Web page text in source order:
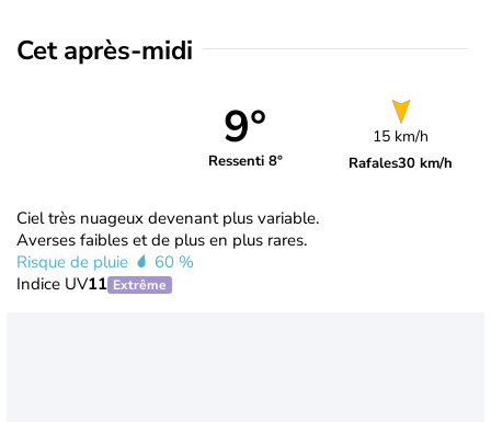
Cet après-midi
9°
Ressenti 8°
15 km/h
Rafales30 km/h
Ciel très nuageux devenant plus variable.
Averses faibles et de plus en plus rares.
Risque de pluie
60 %
Indice UV11 Extrême